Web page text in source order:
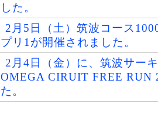
した。
2月5日（土）筑波コース
プリ1が開催されました。
2月4日（金）に、筑波サー
OMEGA CIRUIT FREE RUN
た。